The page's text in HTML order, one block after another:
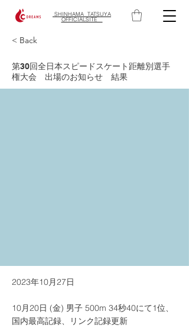
SHINHAMA TATSUYA
OFFICIALSITE ​
< Back
第30回全日本スピードスケート距離別選手
権大会 出場のお知らせ 結果
2023年10月27日
10月20日 (金) 男子 500m 34秒40にて1位、
国内最高記録、リンク記録更新